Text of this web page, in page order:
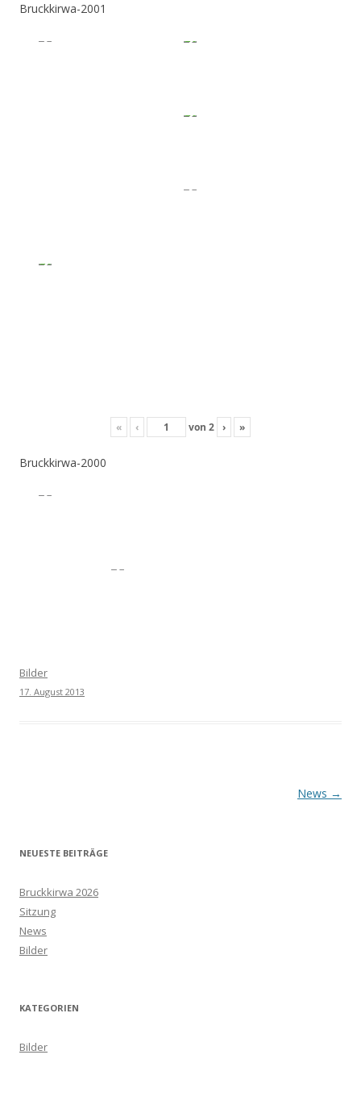
Bruckkirwa-2001
« ‹ von 2 › »
Bruckkirwa-2000
Bilder
17. August 2013
News →
NEUESTE BEITRÄGE
Bruckkirwa 2026
Sitzung
News
Bilder
KATEGORIEN
Bilder